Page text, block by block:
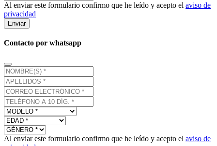
Al enviar este formulario confirmo que he leído y acepto el aviso de
privacidad
Enviar
Contacto por whatsapp
Al enviar este formulario confirmo que he leído y acepto el aviso de